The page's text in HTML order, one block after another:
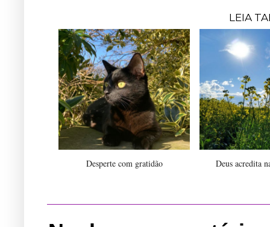
LEIA
Desperte com gratidão Deus acredita